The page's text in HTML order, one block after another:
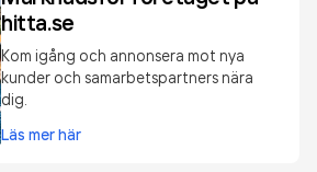
hitta.se
Kom igång och annonsera mot nya
kunder och samarbetspartners nära
dig.
Läs mer här